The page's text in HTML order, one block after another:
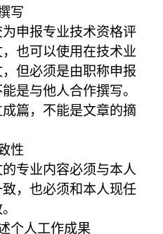
写
申报专业技术资格评
也可以使用在技术业
但必须是由职称申报
是与他人合作撰写。
篇，不能是文章的摘
性
专业内容必须与本人
，也必须和本人现任
个人工作成果